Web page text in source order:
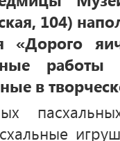
104)
«Дорого
в